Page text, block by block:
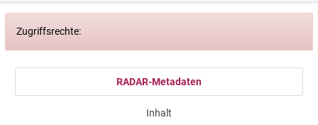
Zugriffsrechte:
RADAR-Metadaten
Inhalt